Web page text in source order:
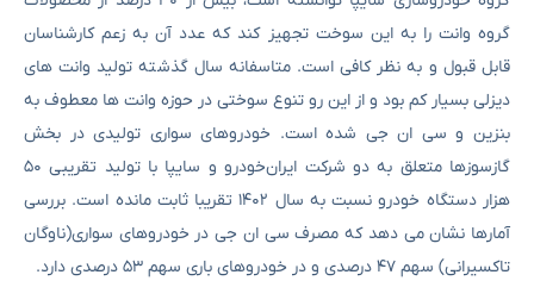
گروه وانت را به این سوخت تجهیز کند که عدد آن به زعم کارشناسان
قابل قبول و به نظر کافی است. متاسفانه سال گذشته تولید وانت های
دیزلی بسیار کم بود و از این رو تنوع سوختی در حوزه وانت‌ ها معطوف به
بنزین و سی ان جی شده است. خودروهای سواری تولیدی در بخش
گازسوزها متعلق به دو شرکت ایران‌خودرو و سایپا با تولید تقریبی ۵۰
هزار دستگاه خودرو نسبت به سال ۱۴۰۲ تقریبا ثابت مانده است. بررسی
آمارها نشان می دهد که مصرف سی ان جی در خودروهای سواری(ناوگان
تاکسیرانی) سهم ۴۷ درصدی و در خودروهای باری سهم ۵۳ درصدی دارد.